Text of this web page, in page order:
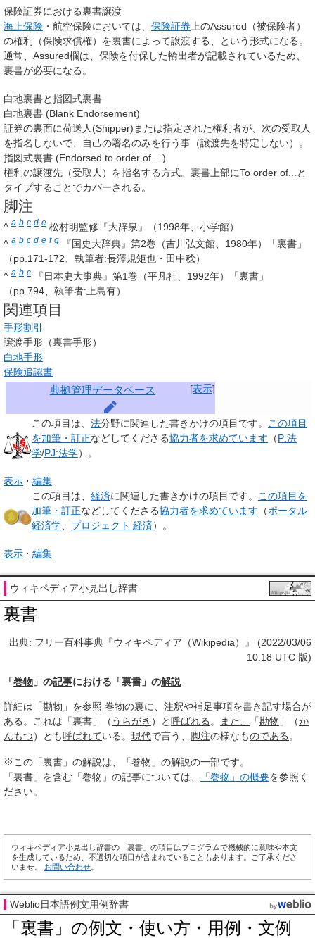
保険証券における裏書譲渡
海上保険 ・航空保険においては、 保険証券 上のAssured（被保険者）
の権利（保険求償権）を裏書によって譲渡する、という形式になる。
通常、Assured欄は、保険を付保した輸出者が記載されているため、
裏書が必要になる。
白地裏書と指図式裏書
白地裏書 (Blank Endorsement)
証券の裏面に荷送人(Shipper)または指定された権利者が、次の受取人
を指名しないで、自己の署名のみを行う事（譲渡先を特定しない）。
指図式裏書 (Endorsed to order of....)
権利の譲渡先（受取人）を指名する方式。裏書上部にTo order of...と
タイプすることでカバーされる。
脚注
^ a b c d e 松村明監修『大辞泉』（1998年、小学館）
^ a b c d e f g
『国史大辞典』第2巻（吉川弘文館、1980年）「裏書」
（pp.171-172、執筆者:長澤規矩也・田中稔）
^ a b c
『日本史大事典』第1巻（平凡社、1992年）「裏書」
（pp.794、執筆者:上島有）
関連項目
手形割引
譲渡手形（裏書手形）
白地手形
保険追認書
[表示]
典拠管理データベース
この項目は、 法分野に関連した書きかけの項目 です。
この項目
を加筆・訂正などしてくださる協力者を求めています （P:法
学/PJ:法学）。
表示
編集
この項目は、 経済に関連した書きかけの項目 です。
この項目を
加筆・訂正などしてくださる協力者を求めています （ポータル
経済学
プロジェクト 経済）。
表示 編集
ウィキペディア小見出し辞書
裏書
出典: フリー百科事典『ウィキペディア（Wikipedia）』 (2022/03/06
10:18 UTC 版)
「巻物 」の記事における「裏書」の解説
詳細は「勘物 」を参照 巻物の裏に、 注釈や補足事項を書き記す場合が
ある。これは「裏書」（ うらがき ）と呼ばれる 。 また、 「勘物 」（か
んもつ）とも呼ばれている。 現代で言う、 脚注の様なものである 。
※この「裏書」の解説は、「巻物」の解説の一部です。
「裏書」を含む「巻物」の記事については、
「巻物」の概要を参照く
ださい。
ウィキペディア小見出し辞書の「裏書」の項目はプログラムで機械的に意味や本文
を生成しているため、不適切な項目が含まれていることもあります。ご了承くださ
いませ。 お問い合わせ
Weblio日本語例文用例辞書
「裏書」の例文・使い方・用例・文例